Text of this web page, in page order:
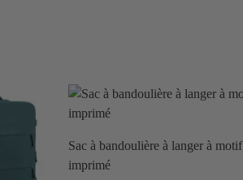
Sac à bandoulière à langer à motif
imprimé